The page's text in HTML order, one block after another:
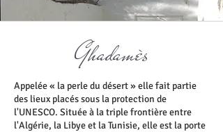
Ghadamès
Appelée « la perle du désert » elle fait partie
des lieux placés sous la protection de
l'UNESCO. Située à la triple frontière entre
l'Algérie, la Libye et la Tunisie, elle est la porte